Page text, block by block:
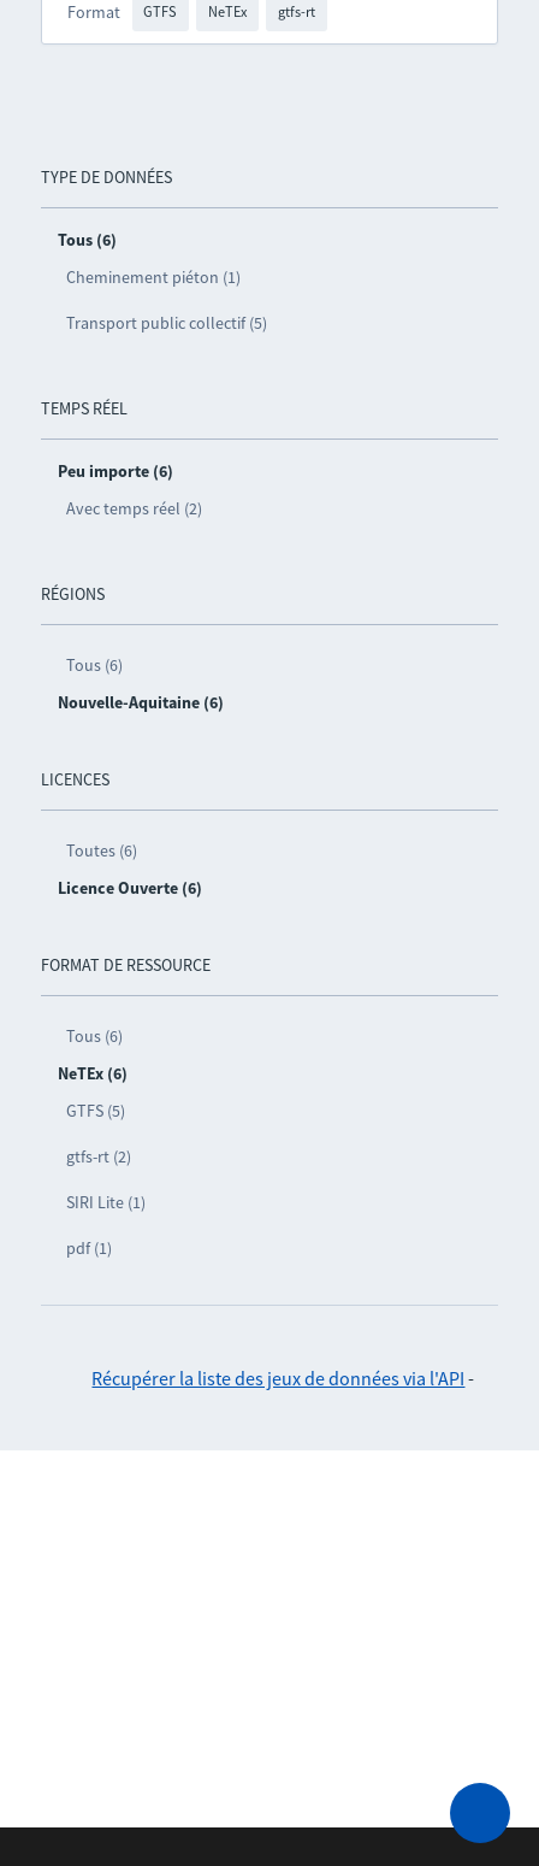
TYPE DE DONNÉES
Tous (6)
Cheminement piéton (1)
Transport public collectif (5)
TEMPS RÉEL
Peu importe (6)
Avec temps réel (2)
RÉGIONS
Tous (6)
Nouvelle-Aquitaine (6)
LICENCES
Toutes (6)
Licence Ouverte (6)
FORMAT DE RESSOURCE
Tous (6)
NeTEx (6)
GTFS (5)
gtfs-rt (2)
SIRI Lite (1)
pdf (1)
Format GTFS NeTEx gtfs-rt
Récupérer la liste des jeux de données via l'API -